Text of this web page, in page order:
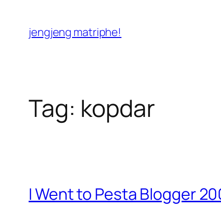
content
jengjeng matriphe!
Tag: kopdar
I Went to Pesta Blogger